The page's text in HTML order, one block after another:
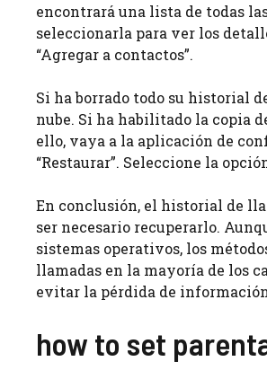
encontrará una lista de todas
seleccionarla para ver los
“Agregar a contactos”.
Si ha borrado todo su historial
nube. Si ha habilitado la copia
ello, vaya a la aplicación de
“Restaurar”. Seleccione la
En conclusión, el historial de
ser necesario recuperarlo.
sistemas operativos, los
llamadas en la mayoría de los
evitar la pérdida de
how to set